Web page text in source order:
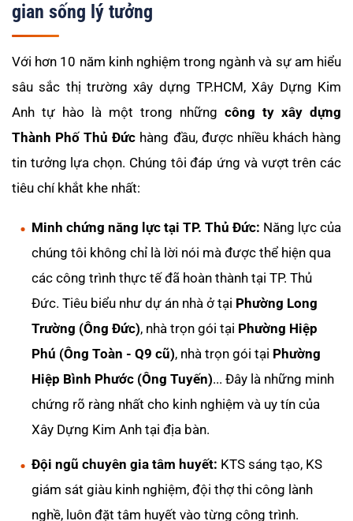
gian sống lý tưởng
Với hơn 10 năm kinh nghiệm trong ngành và sự am hiểu
sâu sắc thị trường xây dựng TP.HCM, Xây Dựng Kim
Anh tự hào là một trong những công ty xây dựng
Thành Phố Thủ Đức hàng đầu, được nhiều khách hàng
tin tưởng lựa chọn. Chúng tôi đáp ứng và vượt trên các
tiêu chí khắt khe nhất:
Minh chứng năng lực tại TP. Thủ Đức: Năng lực của
chúng tôi không chỉ là lời nói mà được thể hiện qua
các công trình thực tế đã hoàn thành tại TP. Thủ
Đức. Tiêu biểu như dự án nhà ở tại Phường Long
Trường (Ông Đức), nhà trọn gói tại Phường Hiệp
Phú (Ông Toàn - Q9 cũ), nhà trọn gói tại Phường
Hiệp Bình Phước (Ông Tuyến)... Đây là những minh
chứng rõ ràng nhất cho kinh nghiệm và uy tín của
Xây Dựng Kim Anh tại địa bàn.
Đội ngũ chuyên gia tâm huyết: KTS sáng tạo, KS
giám sát giàu kinh nghiệm, đội thợ thi công lành
nghề, luôn đặt tâm huyết vào từng công trình.